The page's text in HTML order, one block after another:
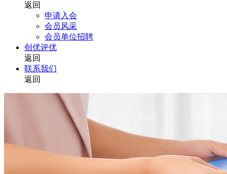
返回
申请入会
会员风采
会员单位招聘
创优评优
返回
联系我们
返回